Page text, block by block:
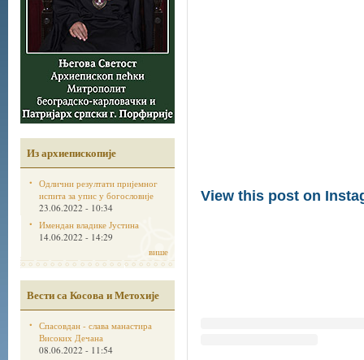
Из архиепископије
Одлични резултати пријемног
испита за упис у богословије
23.06.2022 - 10:34
Имендан владике Јустина
14.06.2022 - 14:29
више
Вести са Косова и Метохије
Спасовдан - слава манастира
Високих Дечана
08.06.2022 - 11:54
View this post on